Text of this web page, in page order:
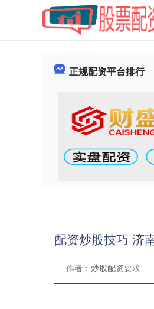
正规配资平台排行
配资炒股技巧 济
作者：炒股配资要求